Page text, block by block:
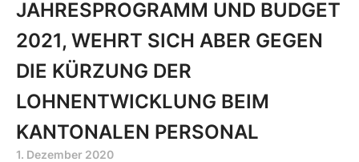
JAHRESPROGRAMM UND BUDGET
2021, WEHRT SICH ABER GEGEN
DIE KÜRZUNG DER
LOHNENTWICKLUNG BEIM
KANTONALEN PERSONAL
1. Dezember 2020